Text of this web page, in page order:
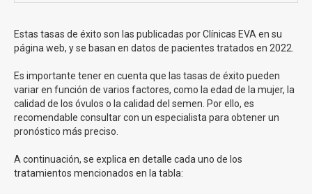
realizados en el último añoy con mayor tasas de éxito.
La inseminación artificial es un procedimiento médico que
puedeayudarte a concebir un bebé cuando tienes
dificultades para lograrlo de forma natural
espermatozoides en el útero de la mujer para que puedan
encontrarse con sus óvulos y producirse el embarazo.
Estas tasas de éxito son las publicadas por Clínicas EVA en su
página web, y se basan en datos de pacientes tratados en 2022.
Es importante tener en cuenta que las tasas de éxito pueden
variar en función de varios factores, como la edad de la mujer, la
calidad de los óvulos o la calidad del semen. Por ello, es
recomendable consultar con un especialista para obtener un
pronóstico más preciso.
A continuación, se explica en detalle cada uno de los
tratamientos mencionados en la tabla: